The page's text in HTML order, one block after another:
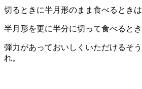
切るときに半月形のまま食べるときは
半月形を更に半分に切って食べると
弾力があっておいしくいただけるそ
れ。